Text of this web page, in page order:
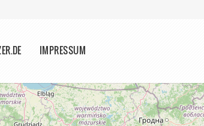
IMPRESSUM